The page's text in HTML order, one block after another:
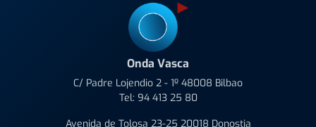
Onda Vasca
C/ Padre Lojendio 2 - 1º 48008 Bilbao
Tel: 94 413 25 80
Avenida de Tolosa 23-25 20018 Donostia